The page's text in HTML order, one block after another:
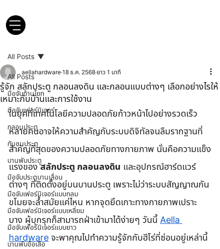
All Posts
มือจับก้านโยก
มือจับเฟอร์นิเจอร์
กลอนประตู
กันชนประตู
บานพับประตู
มือจับประตูบานเลื่อน
มือจับเฟอร์นิเจอร์แบบกลม
มือจับเฟอร์นิเจอร์แบบเหลี่ยม
มือจับเฟอร์นิเจอร์แบบยาว
บานพับข้อเสือ
All Posts
รู้จัก สลักประตู กลอนลงดิน และกลอนแบบต่างๆ เลือกอย่างไรให้
เหมาะกับบ้านและการใช้งาน
aellahardware 18 ธ.ค. 2568 ยาว 1 นาที
ในยุคที่เทคโนโลยีความปลอดภัยก้าวหน้าไปอย่างรวดเร็ว
หลายคนอาจให้ความสำคัญกับระบบดิจิทัลจนลืมรากฐานที่
สำคัญที่สุดของความปลอดภัยทางกายภาพ นั่นคือความแข็ง
แรงของ สลักประตู กลอนลงดิน และอุปกรณ์ฮาร์ดแวร์
ต่างๆ ที่ติดตั้งอยู่บนบานประตู เพราะไม่ว่าระบบสัญญาณกัน
ขโมยจะล้ำสมัยแค่ไหน หากจุดยึดเกาะทางกายภาพเปราะ
บาง ผู้บุกรุกก็สามารถฝ่าเข้ามาได้ง่ายๆ วันนี้ Aella
hardware จะพาคุณไปทำความรู้จักกับฮีโร่ที่ซ่อนอยู่เหล่านี้